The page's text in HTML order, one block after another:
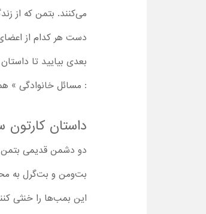
می‌کنند. بتمن که از
دست هر کدام از
بعدی بیایید تا
: مسائل خانوادگی »
داستان
دو دشمن قدیمی بتمن
این بمب‌ها را خنثی